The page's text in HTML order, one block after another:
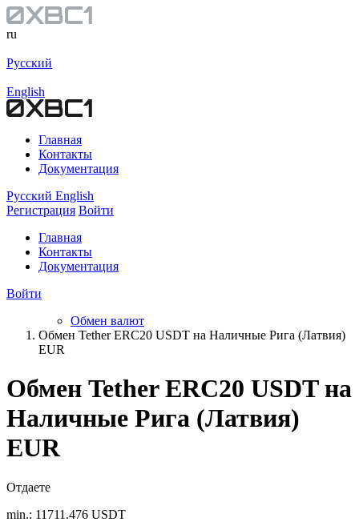
ru
Русский
English
Главная
Контакты
Документация
Русский English
Регистрация Войти
Главная
Контакты
Документация
Войти
Обмен валют
Обмен Tether ERC20 USDT на Наличные Рига (Латвия)
EUR
Обмен Tether ERC20 USDT на
Наличные Рига (Латвия)
EUR
Отдаете
min.: 11711.476 USDT